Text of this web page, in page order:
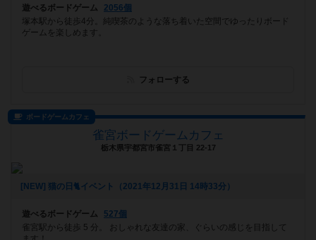
遊べるボードゲーム
2056個
塚本駅から徒歩4分。純喫茶のような落ち着いた空間でゆったりボード
ゲームを楽しめます。
フォローする
ボードゲームカフェ
雀宮ボードゲームカフェ
栃木県宇都宮市雀宮１丁目 22-17
[NEW] 猫の日🐈イベント（2021年12月31日 14時33分）
遊べるボードゲーム
527個
雀宮駅から徒歩 5 分。 おしゃれな友達の家、ぐらいの感じを目指して